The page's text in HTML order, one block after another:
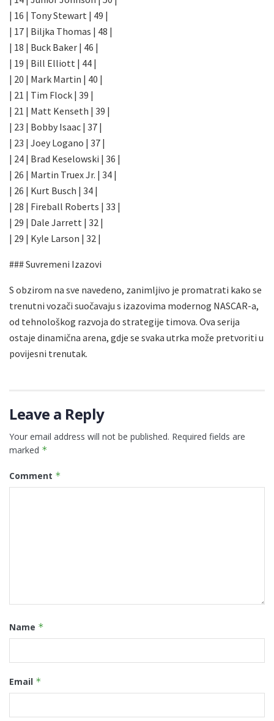
| 16 | Tony Stewart | 49 |
| 17 | Biljka Thomas | 48 |
| 18 | Buck Baker | 46 |
| 19 | Bill Elliott | 44 |
| 20 | Mark Martin | 40 |
| 21 | Tim Flock | 39 |
| 21 | Matt Kenseth | 39 |
| 23 | Bobby Isaac | 37 |
| 23 | Joey Logano | 37 |
| 24 | Brad Keselowski | 36 |
| 26 | Martin Truex Jr. | 34 |
| 26 | Kurt Busch | 34 |
| 28 | Fireball Roberts | 33 |
| 29 | Dale Jarrett | 32 |
| 29 | Kyle Larson | 32 |
### Suvremeni Izazovi
S obzirom na sve navedeno, zanimljivo je promatrati kako se
trenutni vozači suočavaju s izazovima modernog NASCAR-a,
od tehnološkog razvoja do strategije timova. Ova serija
ostaje dinamična arena, gdje se svaka utrka može pretvoriti u
povijesni trenutak.
Leave a Reply
Your email address will not be published. Required fields are
marked *
Comment *
Name *
Email *